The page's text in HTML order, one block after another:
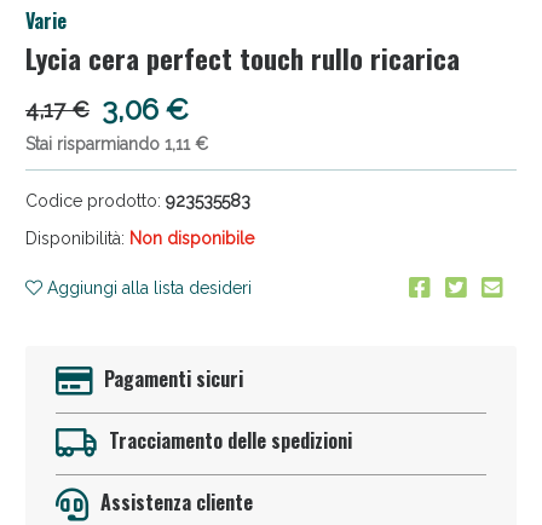
Varie
Lycia cera perfect touch rullo ricarica
4,17 € 3,06 €
Stai risparmiando 1,11 €
Codice prodotto: 923535583
Disponibilità: Non disponibile
Aggiungi alla lista desideri
Pagamenti sicuri
Tracciamento delle spedizioni
Assistenza cliente
Anticellulite e Fanghi: Sconto fino al 40% valido
Sconto fino al 55% disponibile oggi!